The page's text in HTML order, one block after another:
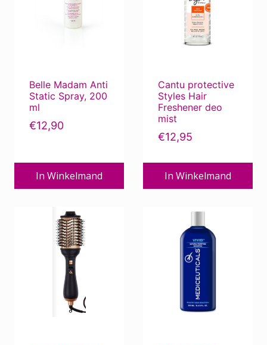
Onderhoudsprodukten Camaflex /
Aderans
Onderhoudsprodukten Dening Hair
Synthetisch haar
Filter op prijs
Filter Prijs:€0
Belle Madam Anti
Static Spray, 200
ml
€12,90
In Winkelmand
Cantu protective
Styles Hair
Freshener deo
mist
€12,95
In Winkelmand